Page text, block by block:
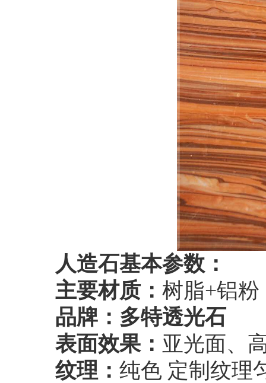
人造石基本参数：
主要材质： 树脂+铝粉
品牌： 多特透光石
表面效果： 亚光面、
纹理： 纯色 定制纹理